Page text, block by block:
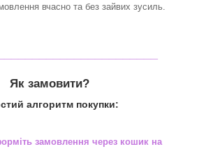
вчасно та без зайвих зусиль.
Як замовити?
алгоритм покупки:
замовлення через кошик на